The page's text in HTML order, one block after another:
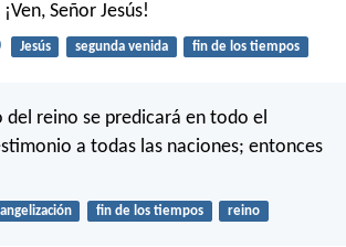
Señor Jesús!
Jesús segunda venida fin de los tiempos
del reino se predicará en todo el
a todas las naciones; entonces
fin de los tiempos reino